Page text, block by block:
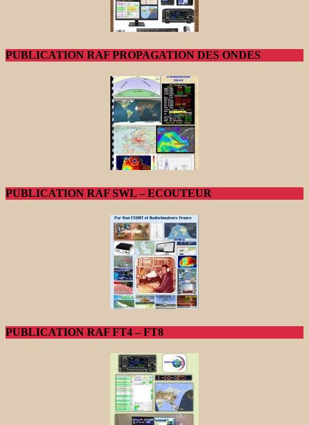
PUBLICATION RAF PROPAGATION DES ONDES
PUBLICATION RAF SWL – ECOUTEUR
PUBLICATION RAF FT4 – FT8